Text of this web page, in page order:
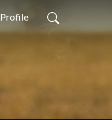
Profile